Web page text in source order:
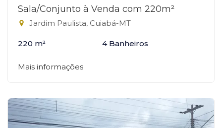
Sala/Conjunto à Venda com 220m²
Jardim Paulista, Cuiabá-MT
220 m² 4 Banheiros
Mais informações